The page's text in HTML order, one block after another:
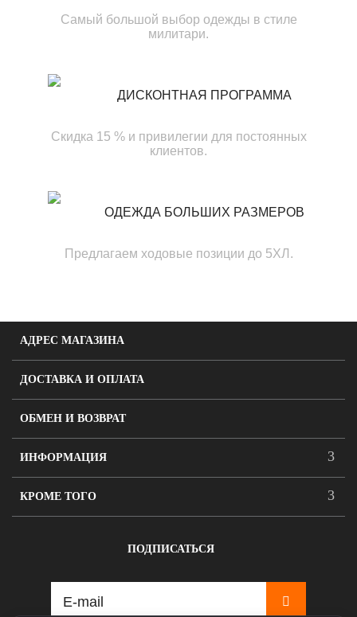
Самый большой выбор одежды в стиле
милитари.
ДИСКОНТНАЯ ПРОГРАММА
Скидка 15 % и привилегии для постоянных
клиентов.
ОДЕЖДА БОЛЬШИХ РАЗМЕРОВ
Предлагаем ходовые позиции до 5ХЛ.
АДРЕС МАГАЗИНА
ДОСТАВКА И ОПЛАТА
ОБМЕН И ВОЗВРАТ
ИНФОРМАЦИЯ
КРОМЕ ТОГО
ПОДПИСАТЬСЯ